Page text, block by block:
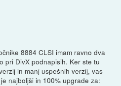
8884 CLSI imam ravno dva
pri DivX podnapisih. Ker ste tu
in manj uspešnih verzij, vas
najboljši in 100% upgrade za: